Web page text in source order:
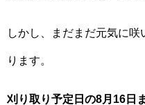
しかし、まだまだ元気に
ります。
刈り取り予定日の8月16日